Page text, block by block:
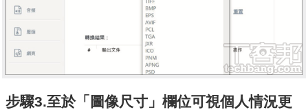
步驟3.至於「圖像尺寸」欄位可視個人情況更